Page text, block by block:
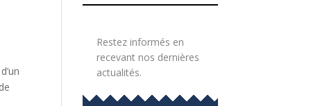
Restez informés en
recevant nos dernières
actualités.